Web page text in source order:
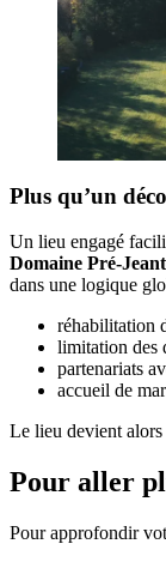
Plus qu’un
Un lieu engagé
Domaine Pré-
dans une logique
réhabilitation
limitation des
partenariats
accueil de
Le lieu devient
Pour aller
Pour approfondir